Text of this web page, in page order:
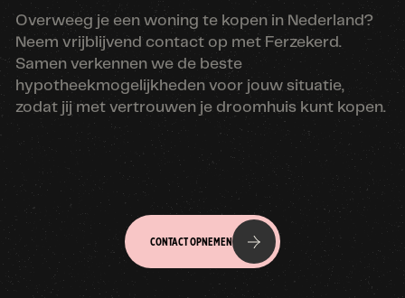
Overweeg je een woning te kopen in Nederland?
Neem vrijblijvend contact op met Ferzekerd.
Samen verkennen we de beste
hypotheekmogelijkheden voor jouw situatie,
zodat jij met vertrouwen je droomhuis kunt kopen.
CONTACT OPNEMEN